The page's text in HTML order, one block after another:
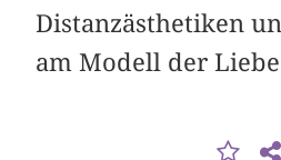
Distanzästhetiken
am Modell der